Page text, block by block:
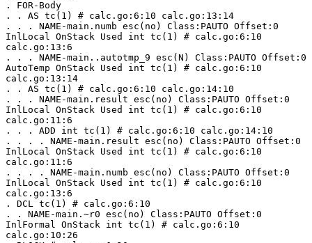
. FOR-Body
. . AS tc(1) # calc.go:6:10 calc.go:13:14
. . . NAME-main.numb esc(no) Class:PAUTO Offset:0
InlLocal OnStack Used int tc(1) # calc.go:6:10
calc.go:13:6
. . . NAME-main..autotmp_9 esc(N) Class:PAUTO Offset:0
AutoTemp OnStack Used int tc(1) # calc.go:6:10
calc.go:13:14
. . AS tc(1) # calc.go:6:10 calc.go:14:10
. . . NAME-main.result esc(no) Class:PAUTO Offset:0
InlLocal OnStack Used int tc(1) # calc.go:6:10
calc.go:11:6
. . . ADD int tc(1) # calc.go:6:10 calc.go:14:10
. . . . NAME-main.result esc(no) Class:PAUTO Offset:0
InlLocal OnStack Used int tc(1) # calc.go:6:10
calc.go:11:6
. . . . NAME-main.numb esc(no) Class:PAUTO Offset:0
InlLocal OnStack Used int tc(1) # calc.go:6:10
calc.go:13:6
. DCL tc(1) # calc.go:6:10
. . NAME-main.~r0 esc(no) Class:PAUTO Offset:0
InlFormal OnStack int tc(1) # calc.go:6:10
calc.go:10:26